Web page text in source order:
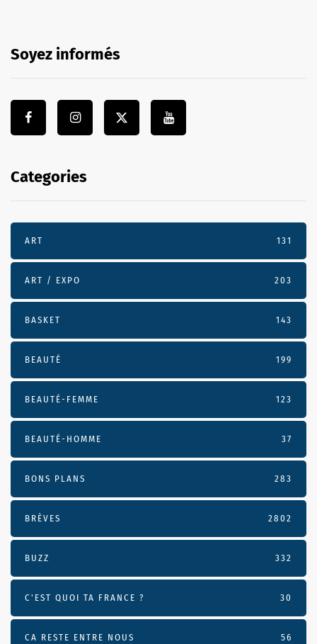
Soyez informés
Categories
ART 131
ART / EXPO 203
BASKET 143
BEAUTÉ 199
BEAUTÉ-FEMME 123
BEAUTÉ-HOMME 37
BONS PLANS 283
BRÈVES 2802
BUZZ 332
C'EST QUOI TA FRANCE ? 30
CA RESTE ENTRE NOUS 56